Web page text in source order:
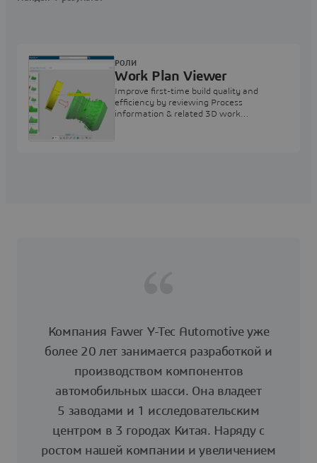
Work Plan Viewer
Improve first-time build quality and
efficiency by reviewing Process
information & related 3D work
РОЛИ
Компания Fawer Y-Tec Automotive уже
более 20 лет занимается разработкой и
производством компонентов
автомобильных шасси. Она владеет
5 заводами и 1 исследовательским
центром в 3 городах Китая. Наряду с
ростом нашей компании и увеличением